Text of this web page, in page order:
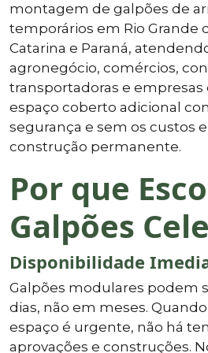
montagem de galpões de
temporários em Rio Grande
Catarina e Paraná,
agronegócio, comércios,
transportadoras e
espaço coberto adicional
segurança e sem os custos
construção permanente.
Por que
Galpões
Disponibilidade
Galpões modulares podem
dias, não em meses.
espaço é urgente, não há
aprovações e construções.